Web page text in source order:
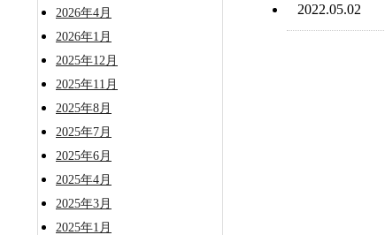
2022.05.02
2026年4月
2026年1月
2025年12月
2025年11月
2025年8月
2025年7月
2025年6月
2025年4月
2025年3月
2025年1月